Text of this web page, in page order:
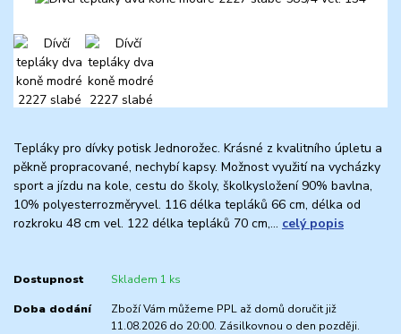
Tepláky pro dívky potisk Jednorožec. Krásné z kvalitního úpletu a
pěkně propracované, nechybí kapsy. Možnost využití na vycházky
sport a jízdu na kole, cestu do školy, školkysložení 90% bavlna,
10% polyesterrozměryvel. 116 délka tepláků 66 cm, délka od
rozkroku 48 cm vel. 122 délka tepláků 70 cm,... celý popis
Dostupnost Skladem 1 ks
Doba dodání
Zboží Vám můžeme PPL až domů doručit již
11.08.2026 do 20:00. Zásilkovnou o den později.